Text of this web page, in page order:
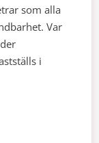
som alla
Var
i